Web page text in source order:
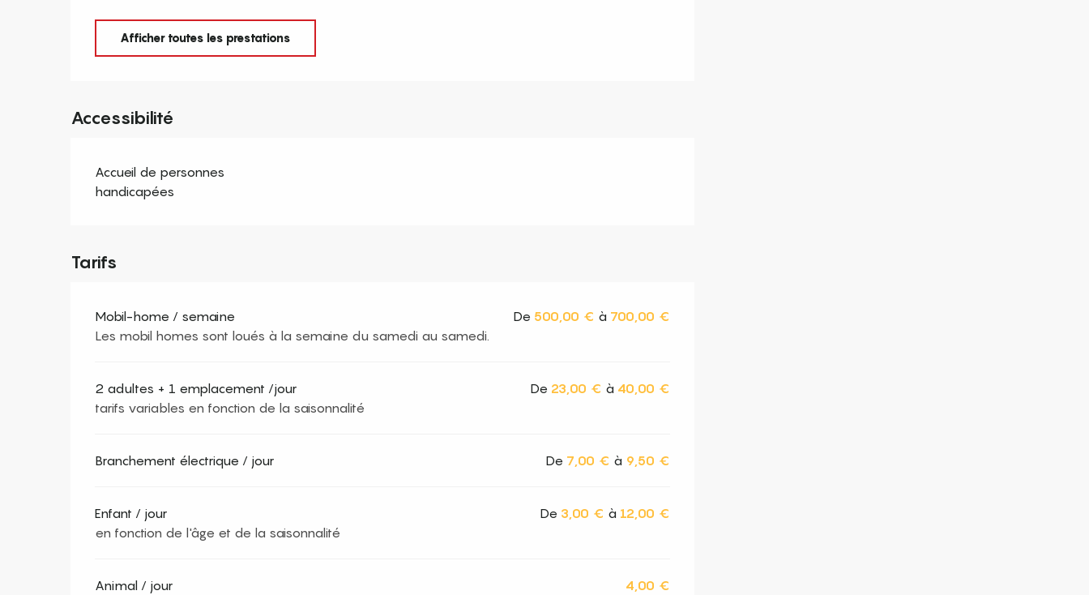
Afficher toutes les prestations
Accessibilité
Accueil de personnes
handicapées
Tarifs
Mobil-home / semaine
Les mobil homes sont loués à la semaine du samedi au samedi.
De 500,00 € à 700,00 €
2 adultes + 1 emplacement /jour
tarifs variables en fonction de la saisonnalité
De 23,00 € à 40,00 €
Branchement électrique / jour De 7,00 € à 9,50 €
Enfant / jour
en fonction de l'âge et de la saisonnalité
De 3,00 € à 12,00 €
Animal / jour 4,00 €